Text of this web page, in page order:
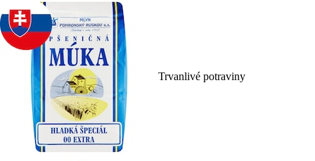
Trvanlivé potraviny